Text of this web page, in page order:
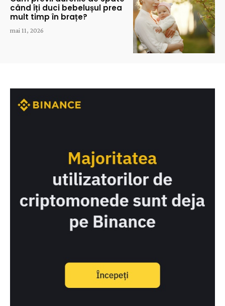
când îți duci bebelușul prea
mult timp în brațe?
mai 11, 2026